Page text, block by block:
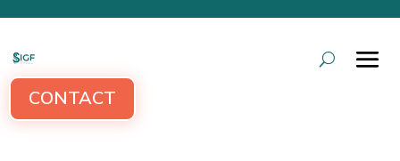
CONTACT